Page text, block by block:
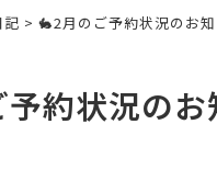
記 > 🐇2月のご予約状況のお
約状況のお